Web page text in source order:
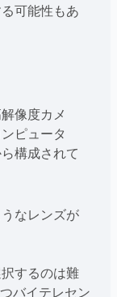
可能性もあ
像度カメ
ピュータ
構成されて
なレンズが
するのは難
バイテレセン